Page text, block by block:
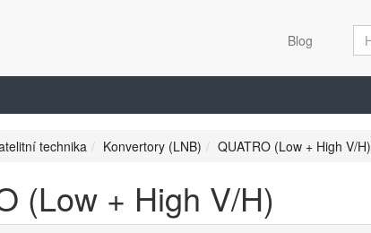
Blog
technika Konvertory (LNB) QUATRO (Low + High V/H)
(Low + High V/H)